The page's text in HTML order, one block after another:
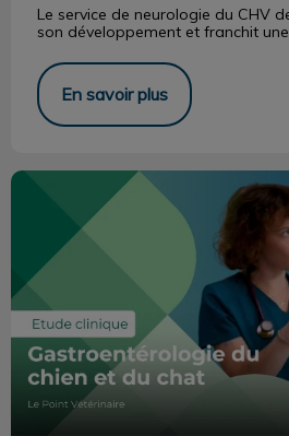
Le service de neurologie du CHV
son développement et franchit
En savoir plus
Valoriser l’expertise scientifique du